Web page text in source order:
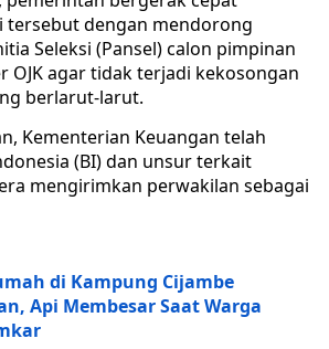
tersebut dengan mendorong
Seleksi (Pansel) calon pimpinan
OJK agar tidak terjadi kekosongan
berlarut-larut.
Kementerian Keuangan telah
(BI) dan unsur terkait
mengirimkan perwakilan sebagai
di Kampung Cijambe
Api Membesar Saat Warga